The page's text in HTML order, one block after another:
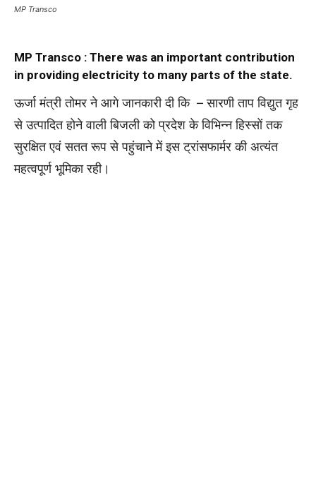
MP Transco
MP Transco : There was an important contribution
in providing electricity to many parts of the state.
ऊर्जा मंत्री तोमर ने आगे जानकारी दी कि – सारणी ताप विद्युत गृह
से उत्पादित होने वाली बिजली को प्रदेश के विभिन्न हिस्सों तक
सुरक्षित एवं सतत रूप से पहुंचाने में इस ट्रांसफार्मर की अत्यंत
महत्वपूर्ण भूमिका रही।